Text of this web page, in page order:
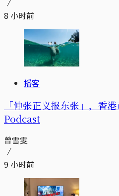
8 小时前
播客
「伸张正义报东张」，香
Podcast
曾雪雯
9 小时前